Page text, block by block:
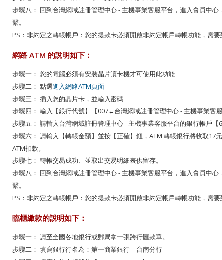
步驟八： 回到台灣網域註冊管理中心 - 主機事業客服平台，進入會員中
繫。
PS：非約定之轉帳帳戶：您的提款卡必須開啟非約定帳戶轉帳功能，需
網路 ATM 的說明如下：
步驟一： 您的電腦必須有安裝晶片讀卡機才可使用此功能
步驟二： 點選進入網路ATM頁面
步驟三： 插入您的晶片卡，並輸入密碼
步驟四： 輸入【銀行代號】【007←台灣網域註冊管理中心 - 主機事業客
步驟五： 請輸入台灣網域註冊管理中心 - 主機事業客服平台的銀行帳戶【
步驟六： 請輸入【轉帳金額】並按【正確】鈕，ATM 轉帳銀行將收取17
ATM扣款。
步驟七： 轉帳交易成功、並取出交易明細表供留存。
步驟八： 回到台灣網域註冊管理中心 - 主機事業客服平台，進入會員中
繫。
PS：非約定之轉帳帳戶：您的提款卡必須開啟非約定帳戶轉帳功能，需
臨櫃繳款的說明如下：
步驟一： 請至全國各地銀行或郵局拿一張跨行匯款單。
步驟二： 填寫銀行行名為：第一商業銀行 台南分行